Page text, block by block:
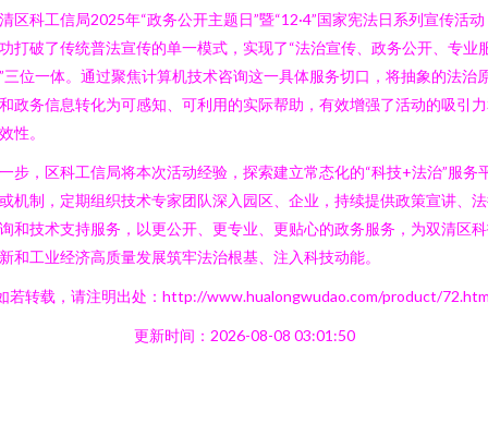
区科工信局2025年“政务公开主题日”暨“12·4”国家宪法日系列宣传活
打破了传统普法宣传的单一模式，实现了“法治宣传、政务公开、专业
三位一体。通过聚焦计算机技术咨询这一具体服务切口，将抽象的法治
政务信息转化为可感知、可利用的实际帮助，有效增强了活动的吸引
性。
步，区科工信局将本次活动经验，探索建立常态化的“科技+法治”服务
机制，定期组织技术专家团队深入园区、企业，持续提供政策宣讲、
和技术支持服务，以更公开、更专业、更贴心的政务服务，为双清区
和工业经济高质量发展筑牢法治根基、注入科技动能。
若转载，请注明出处：http://www.hualongwudao.com/product/
更新时间：2026-08-08 03:01:50